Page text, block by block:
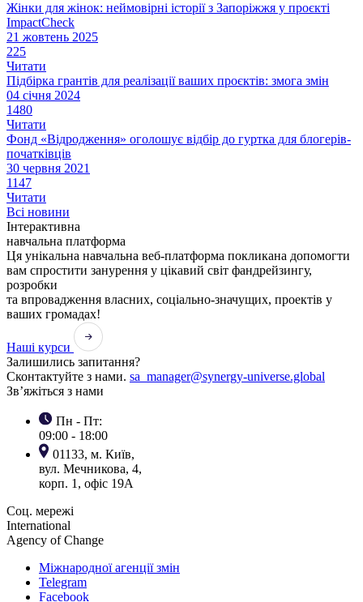
Жінки для жінок: неймовірні історії з Запоріжжя у проєкті
ImpactCheck
21 жовтень 2025
225
Читати
Підбірка грантів для реалізації ваших проєктів: змога змін
04 січня 2024
1480
Читати
Фонд «Відродження» оголошує відбір до гуртка для блогерів-
початківців
30 червня 2021
1147
Читати
Всі новини
Інтерактивна
навчальна платформа
Ця унікальна навчальна веб-платформа покликана допомогти
вам спростити занурення у цікавий світ фандрейзингу,
розробки
та впровадження власних, соціально-значущих, проектів у
ваших громадах!
Наші курси
Залишились запитання?
Сконтактуйте з нами. sa_manager@synergy-universe.global
Зв’яжіться з нами
Пн - Пт:
09:00 - 18:00
01133, м. Київ,
вул. Мечникова, 4,
корп. 1, офіс 19А
Соц. мережі
International
Agency of Change
Міжнародної агенції змін
Telegram
Facebook